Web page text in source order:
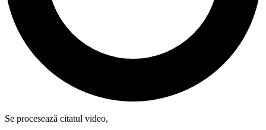
Se procesează citatul video,